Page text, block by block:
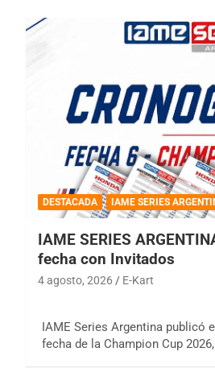
DESTACADA IAME SERIES
IAME SERIES
fecha con Invitados
4 agosto, 2026 E-Kart
IAME Series Argentina publicó
fecha de la Champion Cup